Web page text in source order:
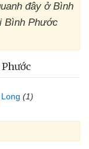
đây ở Bình
Bình Phước
(1)